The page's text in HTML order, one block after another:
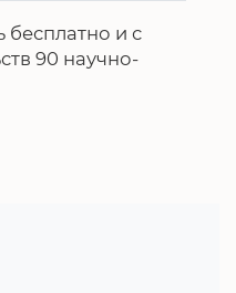
бесплатно и с
90 научно-